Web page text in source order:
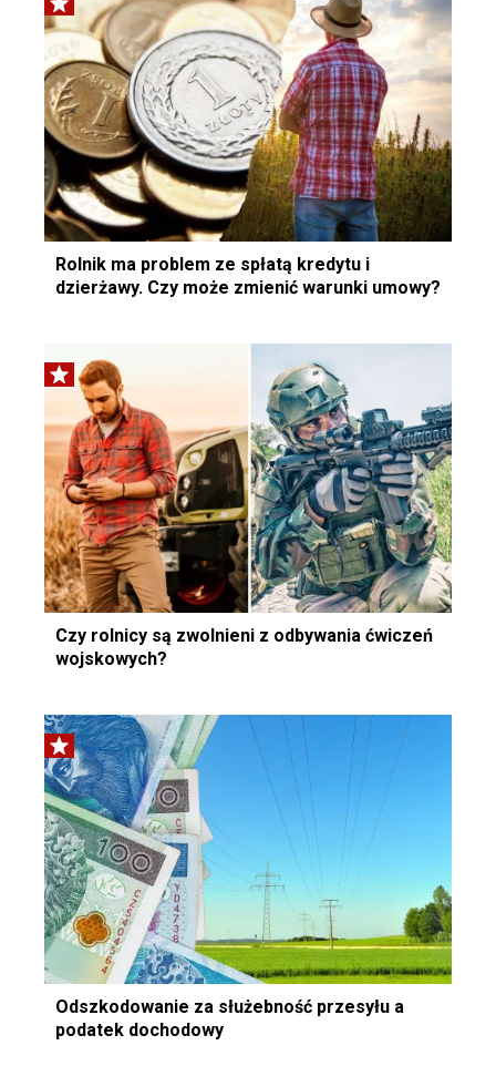
Rolnik ma problem ze spłatą kredytu i
dzierżawy. Czy może zmienić warunki umowy?
Czy rolnicy są zwolnieni z odbywania ćwiczeń
wojskowych?
Odszkodowanie za służebność przesyłu a
podatek dochodowy